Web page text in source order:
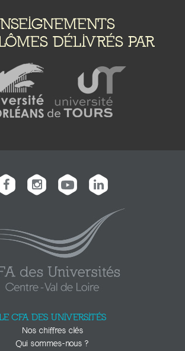
DÉLIVRÉS PAR
CFA DES UNIVERSITÉS
Nos chiffres clés
Qui sommes-nous ?